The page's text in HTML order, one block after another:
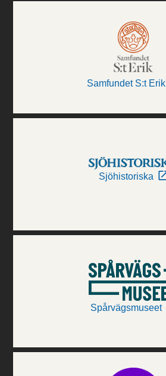
Samfundet S:t Erik
Sjöhistoriska
Spårvägsmuseet